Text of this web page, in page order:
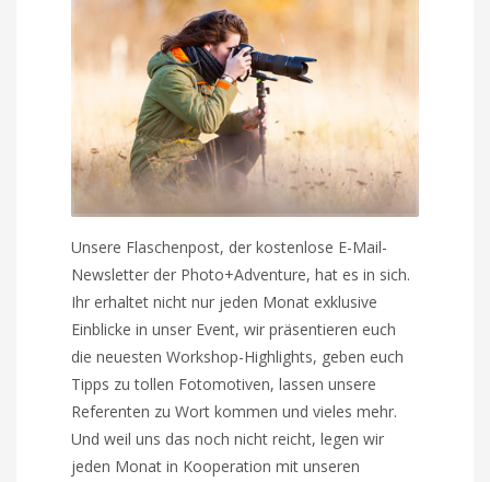
Unsere Flaschenpost, der kostenlose E-Mail-
Newsletter der Photo+Adventure, hat es in sich.
Ihr erhaltet nicht nur jeden Monat exklusive
Einblicke in unser Event, wir präsentieren euch
die neuesten Workshop-Highlights, geben euch
Tipps zu tollen Fotomotiven, lassen unsere
Referenten zu Wort kommen und vieles mehr.
Und weil uns das noch nicht reicht, legen wir
jeden Monat in Kooperation mit unseren